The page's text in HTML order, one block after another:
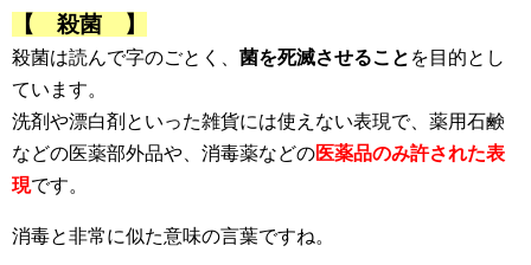
【 殺菌 】
殺菌は読んで字のごとく、 菌を死滅させること を目的とし
ています。
洗剤や漂白剤といった雑貨には使えない表現で、薬用石鹸
などの医薬部外品や、消毒薬などの医薬品のみ許された表
現です。
消毒と非常に似た意味の言葉ですね。